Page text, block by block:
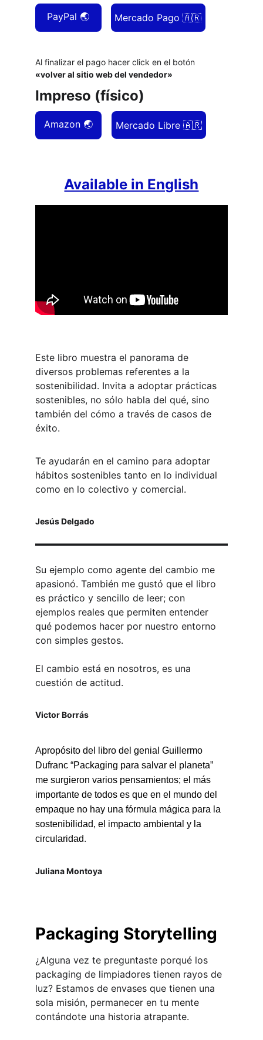
Mercado Pago 🇦🇷
PayPal 🌏
Impreso (físico)
Mercado Libre 🇦🇷
Amazon 🌏
Al finalizar el pago hacer click en el botón
«volver al sitio web del vendedor»
Este libro muestra el panorama de
diversos problemas referentes a la
sostenibilidad. Invita a adoptar prácticas
sostenibles, no sólo habla del qué, sino
también del cómo a través de casos de
éxito.
Te ayudarán en el camino para adoptar
hábitos sostenibles tanto en lo individual
como en lo colectivo y comercial.
Jesús Delgado
Su ejemplo como agente del cambio me
apasionó. También me gustó que el libro
es práctico y sencillo de leer; con
ejemplos reales que permiten entender
qué podemos hacer por nuestro entorno
con simples gestos.
El cambio está en nosotros, es una
cuestión de actitud.
Victor Borrás
Apropósito del libro del genial Guillermo
Dufranc “Packaging para salvar el planeta”
me surgieron varios pensamientos; el más
importante de todos es que en el mundo del
empaque no hay una fórmula mágica para la
sostenibilidad, el impacto ambiental y la
circularidad.
Juliana Montoya
Available in English
Packaging Storytelling
¿Alguna vez te preguntaste porqué los
packaging de limpiadores tienen rayos de
luz? Estamos de envases que tienen una
sola misión, permanecer en tu mente
contándote una historia atrapante.